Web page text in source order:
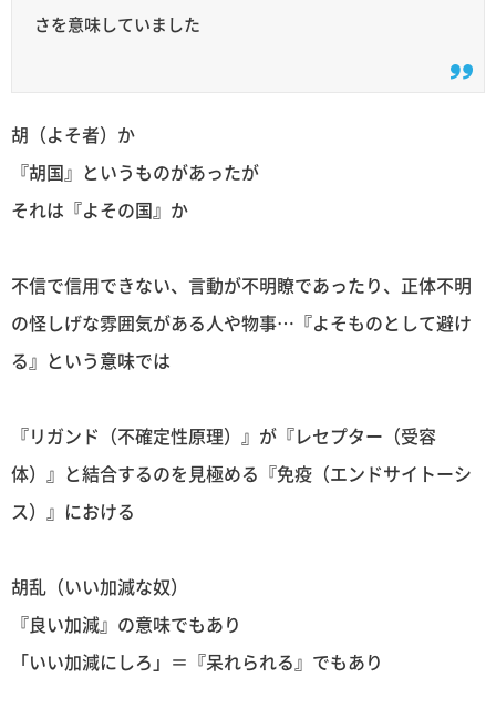
さを意味していました
胡（よそ者）か
『胡国』というものがあったが
それは『よその国』か
不信で信用できない、言動が不明瞭であったり、正体不明
の怪しげな雰囲気がある人や物事…『よそものとして避け
る』という意味では
『リガンド（不確定性原理）』が『レセプター（受容
体）』と結合するのを見極める『免疫（エンドサイトーシ
ス）』における
胡乱（いい加減な奴）
『良い加減』の意味でもあり
「いい加減にしろ」＝『呆れられる』でもあり